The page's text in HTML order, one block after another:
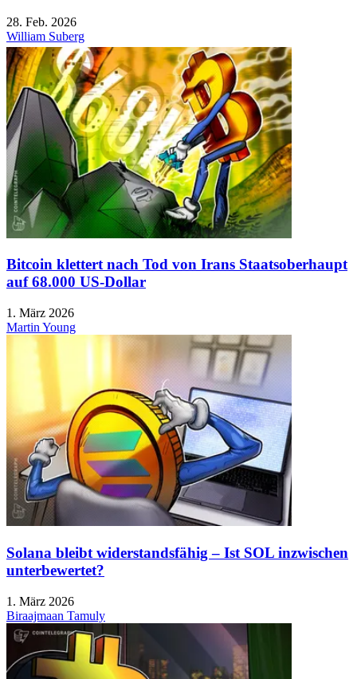
28. Feb. 2026
William Suberg
Bitcoin klettert nach Tod von Irans Staatsoberhaupt
auf 68.000 US-Dollar
1. März 2026
Martin Young
Solana bleibt widerstandsfähig – Ist SOL inzwischen
unterbewertet?
1. März 2026
Biraajmaan Tamuly